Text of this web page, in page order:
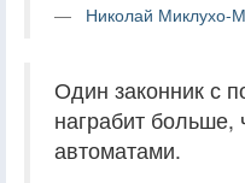
Николай Миклухо-
Один законник с
награбит больше,
автоматами.